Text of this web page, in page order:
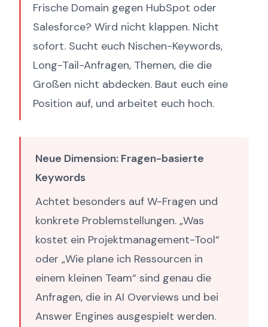
Frische Domain gegen HubSpot oder
Salesforce? Wird nicht klappen. Nicht
sofort. Sucht euch Nischen-Keywords,
Long-Tail-Anfragen, Themen, die die
Großen nicht abdecken. Baut euch eine
Position auf, und arbeitet euch hoch.
Neue Dimension: Fragen-basierte
Keywords
Achtet besonders auf W-Fragen und
konkrete Problemstellungen. „Was
kostet ein Projektmanagement-Tool“
oder „Wie plane ich Ressourcen in
einem kleinen Team“ sind genau die
Anfragen, die in AI Overviews und bei
Answer Engines ausgespielt werden.